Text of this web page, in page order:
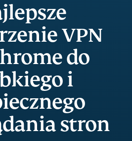
VPN
do
i
stron